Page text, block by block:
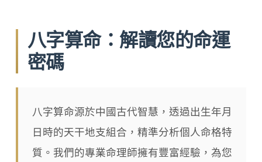
八字算命：解讀您的命運
密碼
八字算命源於中國古代智慧，透過出生年月
日時的天干地支組合，精準分析個人命格特
質。我們的專業命理師擁有豐富經驗，為您